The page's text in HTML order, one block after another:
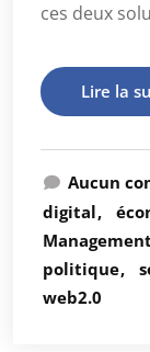
ces deux
Lire la
Aucun
digital
Management
politique
web2.0